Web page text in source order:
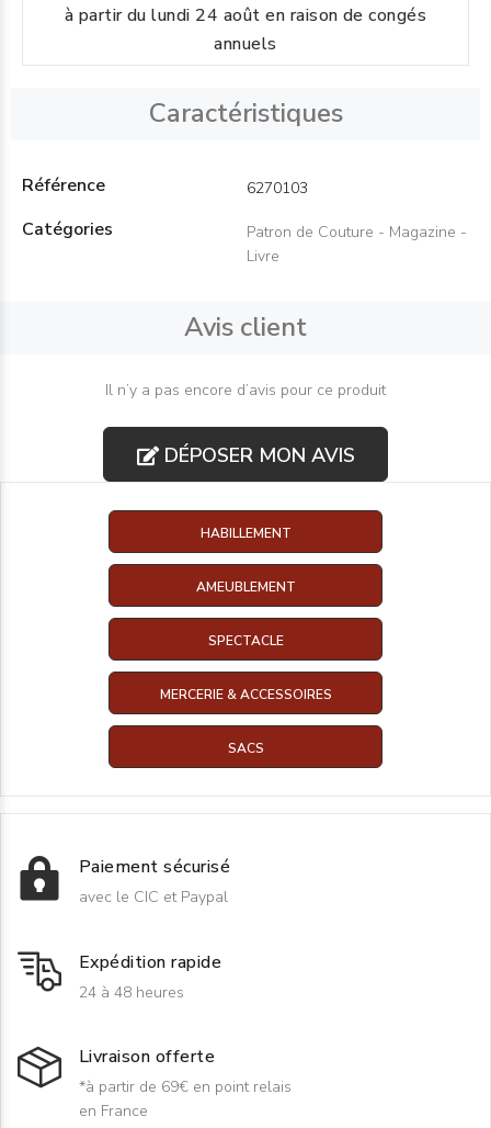
à partir du lundi 24 août en raison de congés
annuels
Caractéristiques
Référence 6270103
Catégories
Patron de Couture - Magazine -
Livre
Avis client
Il n’y a pas encore d’avis pour ce produit
DÉPOSER MON AVIS
HABILLEMENT
AMEUBLEMENT
SPECTACLE
MERCERIE & ACCESSOIRES
SACS
Paiement sécurisé
avec le CIC et Paypal
Expédition rapide
24 à 48 heures
Livraison offerte
*à partir de 69€ en point relais
en France